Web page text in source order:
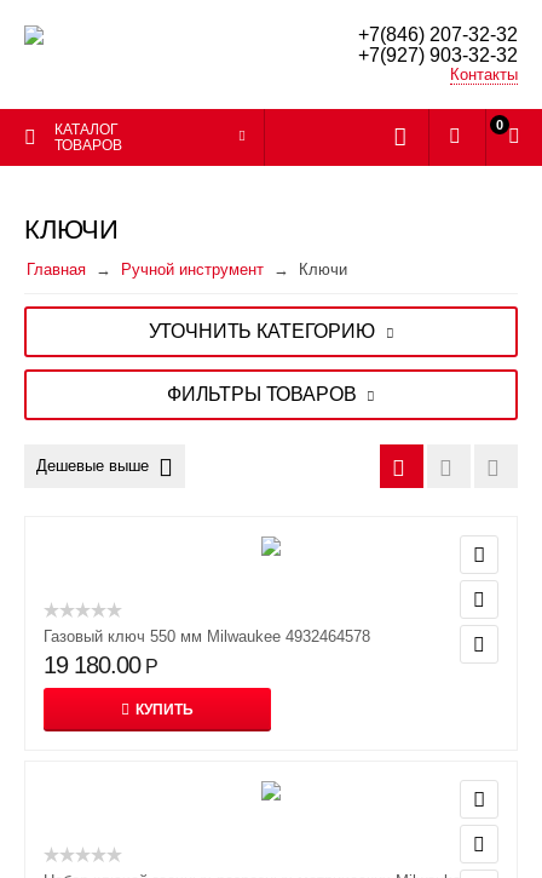
+7(846) 207-32-32
+7(927) 903-32-32
Контакты
КАТАЛОГ
ТОВАРОВ
0
КЛЮЧИ
Главная Ручной инструмент Ключи
УТОЧНИТЬ КАТЕГОРИЮ
ФИЛЬТРЫ ТОВАРОВ
Дешевые выше
Газовый ключ 550 мм Milwaukee 4932464578
19 180.00 Р
КУПИТЬ